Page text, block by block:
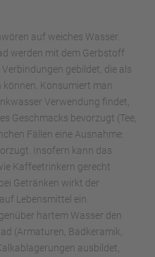
auf weiches Wasser.
werden mit dem Gerbstoff
Verbindungen gebildet, die als
Konsumiert man
Verwendung findet,
Geschmacks bevorzugt (Tee,
Fällen eine Ausnahme.
Insofern kann das
Kaffeetrinkern gerecht
Getränken wirkt der
Lebensmittel ein.
hartem Wasser den
(Armaturen, Badkeramik,
ausbildet,